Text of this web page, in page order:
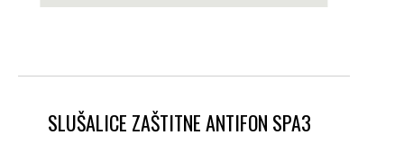
SLUŠALICE ZAŠTITNE ANTIFON SPA3